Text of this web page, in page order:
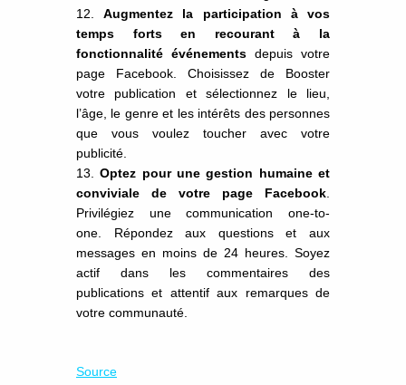
Augmentez la participation à vos
temps forts en recourant à la
fonctionnalité événements depuis votre
page Facebook. Choisissez de Booster
votre publication et sélectionnez le lieu,
l’âge, le genre et les intérêts des personnes
que vous voulez toucher avec votre
publicité.
Optez pour une gestion humaine et
conviviale de votre page Facebook
Privilégiez une communication one-to-
one. Répondez aux questions et aux
messages en moins de 24 heures. Soyez
actif dans les commentaires des
publications et attentif aux remarques de
votre communauté.
Source